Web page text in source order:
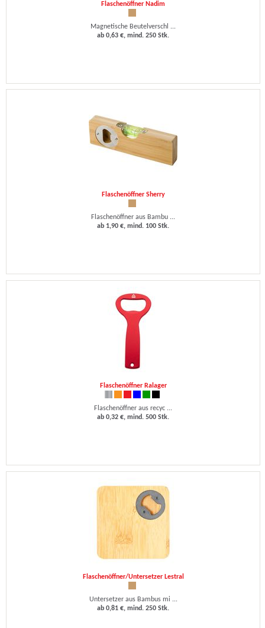
Flaschenöffner Nadim
Magnetische Beutelverschl ...
ab 0,63 €, mind. 250 Stk.
Flaschenöffner Sherry
Flaschenöffner aus Bambu ...
ab 1,90 €, mind. 100 Stk.
Flaschenöffner Ralager
Flaschenöffner aus recyc ...
ab 0,32 €, mind. 500 Stk.
Flaschenöffner/Untersetzer Lestral
Untersetzer aus Bambus mi ...
ab 0,81 €, mind. 250 Stk.